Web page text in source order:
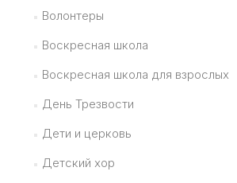
Волонтеры
Воскресная школа
Воскресная школа для взрослых
День Трезвости
Дети и церковь
Детский хор